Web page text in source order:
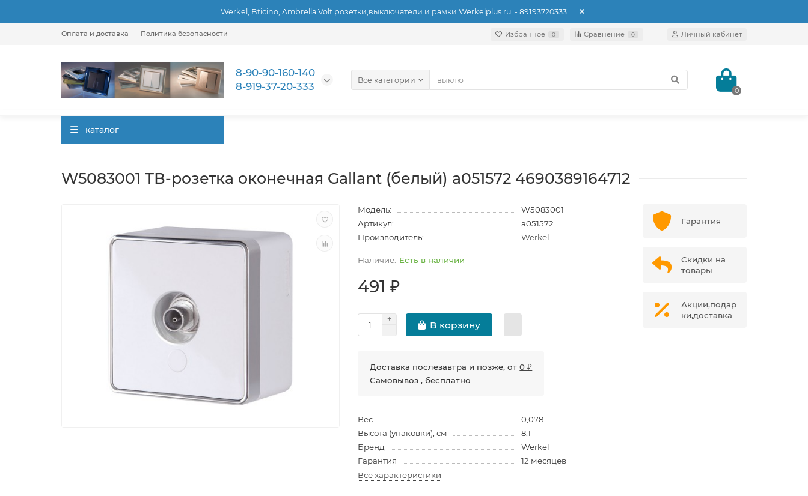
Werkel, Bticino, Ambrella Volt розетки,выключатели и рамки Werkelplus.ru. - 89193720333
Оплата и доставка Политика безопасности Избранное 0 Сравнение 0 Личный кабинет
Все категории
8-90-90-160-140
8-919-37-20-333
0
каталог
W5083001 ТВ-розетка оконечная Gallant (белый) a051572 4690389164712
Модель:
W5083001
Артикул:
a051572
Производитель:
Werkel
Есть в наличии
491 ₽
В корзину
Доставка послезавтра и позже, от0 ₽
Самовывоз , бесплатно
Вес
0,078
Высота (упаковки), см
8,1
Бренд
Werkel
Гарантия
12 месяцев
Все характеристики
Гарантия
Скидки на
товары
Акции,подар
ки,доставка